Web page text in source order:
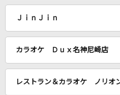
[生音]嘘
シド
Right and Left
Survive Said The Prophet
ＪｉｎＪｉｎ
カラオケ Ｄｕｘ名神尼崎店
レストラン＆カラオケ ノリオ